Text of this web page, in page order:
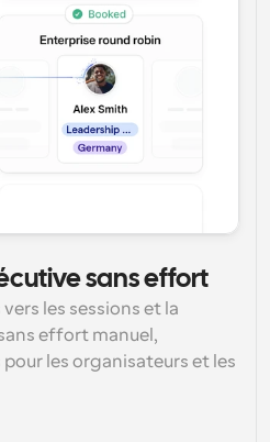
sans effort
les sessions et la
effort manuel,
les organisateurs et les